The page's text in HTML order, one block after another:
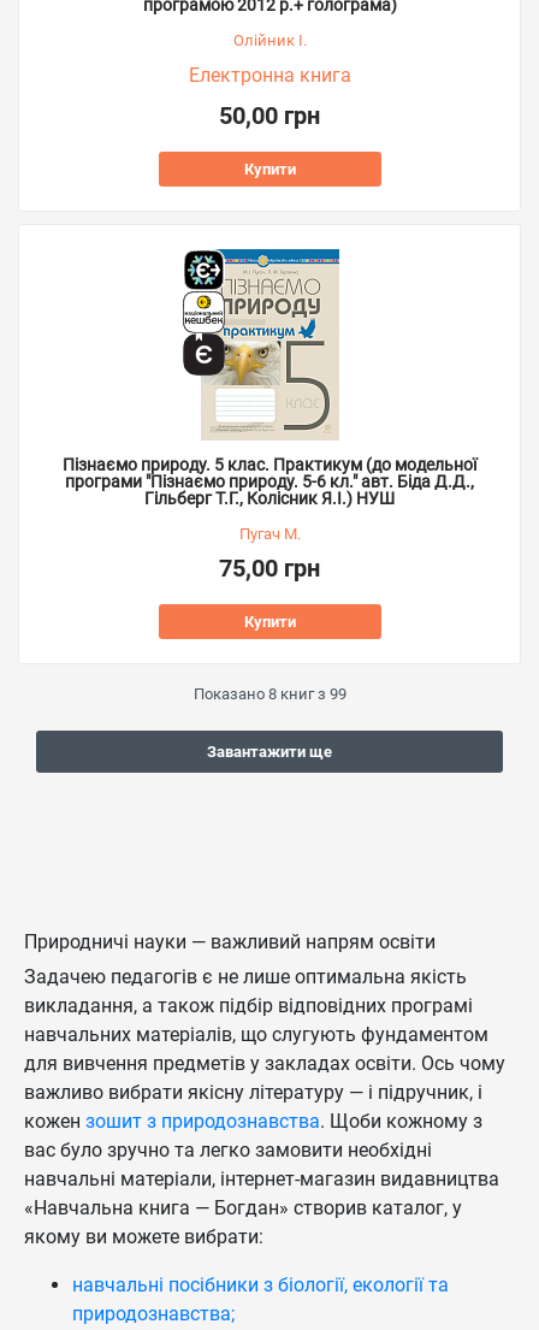
програмою 2012 р.+ голограма)
Олійник І.
Електронна книга
50,00 грн
Купити
Пізнаємо природу. 5 клас. Практикум (до модельної
програми "Пізнаємо природу. 5-6 кл." авт. Біда Д.Д.,
Гільберг Т.Г., Колісник Я.І.) НУШ
Пугач М.
75,00 грн
Купити
Показано 8книг з 99
Завантажити ще
Природничі науки — важливий напрям освіти
Задачею педагогів є не лише оптимальна якість
викладання, а також підбір відповідних програмі
навчальних матеріалів, що слугують фундаментом
для вивчення предметів у закладах освіти. Ось чому
важливо вибрати якісну літературу — і підручник, і
кожен зошит з природознавства. Щоби кожному з
вас було зручно та легко замовити необхідні
навчальні матеріали, інтернет-магазин видавництва
«Навчальна книга — Богдан» створив каталог, у
якому ви можете вибрати:
навчальні посібники з біології, екології та
природознавства;